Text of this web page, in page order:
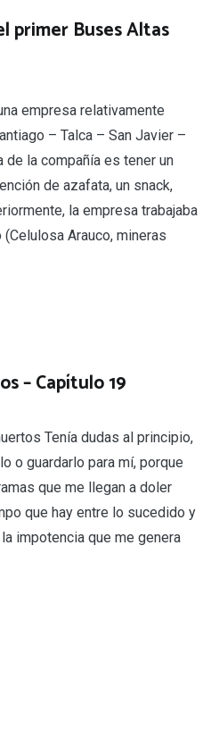
primer Buses Altas
empresa relativamente
– Talca – San Javier –
la compañía es tener un
de azafata, un snack,
la empresa trabajaba
Arauco, mineras
– Capítulo 19
Tenía dudas al principio,
o guardarlo para mí, porque
que me llegan a doler
que hay entre lo sucedido y
impotencia que me genera